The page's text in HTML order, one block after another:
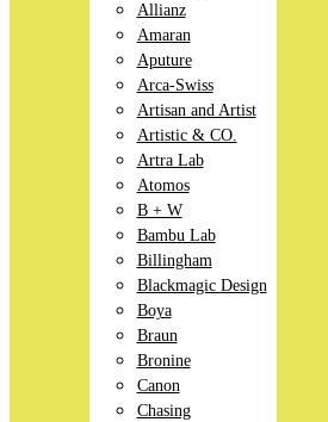
Allianz
Amaran
Aputure
Arca-Swiss
Artisan and Artist
Artistic & CO.
Artra Lab
Atomos
B + W
Bambu Lab
Billingham
Blackmagic Design
Boya
Braun
Bronine
Canon
Chasing